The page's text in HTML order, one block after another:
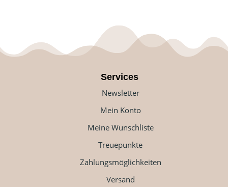
Services
Newsletter
Mein Konto
Meine Wunschliste
Treuepunkte
Zahlungsmöglichkeiten
Versand